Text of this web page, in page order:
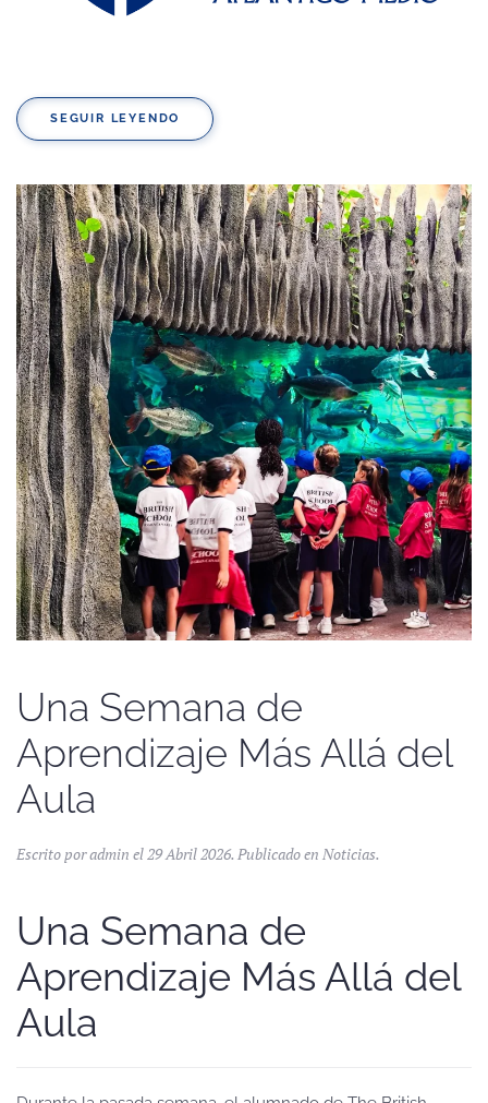
SEGUIR LEYENDO
Una Semana de
Aprendizaje Más Allá del
Aula
Escrito por admin el 29 Abril 2026. Publicado en Noticias.
Una Semana de
Aprendizaje Más Allá del
Aula